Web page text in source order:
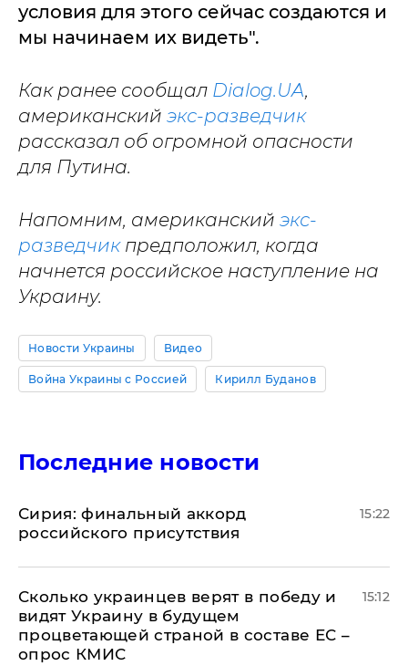
условия для этого сейчас создаются и
мы начинаем их видеть".
Как ранее сообщал Dialog.UA,
американский экс-разведчик
рассказал об огромной опасности
для Путина.
Напомним, американский экс-
разведчикпредположил, когда
начнется российское наступление на
Украину.
Новости Украины Видео
Война Украины с Россией Кирилл Буданов
Последние новости
​Сирия: финальный аккорд
российского присутствия
15:22
Сколько украинцев верят в победу и
видят Украину в будущем
процветающей страной в составе ЕС –
опрос КМИС
15:12